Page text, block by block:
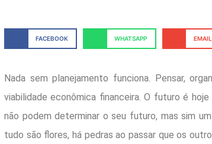
FACEBOOK WHATSAPP EMAIL
Nada sem planejamento funciona. Pensar,
viabilidade econômica financeira. O futuro é
não podem determinar o seu futuro, mas sim
tudo são flores, há pedras ao passar que os